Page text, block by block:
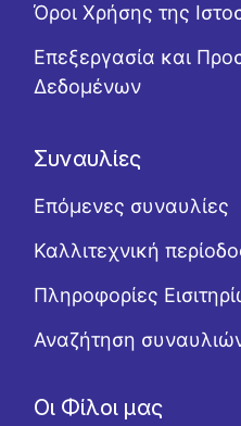
Όροι Χρήσης της
Επεξεργασία και
Δεδομένων
Συναυλίες
Επόμενες συναυλίες
Καλλιτεχνική
Πληροφορίες
Αναζήτηση
Οι Φίλοι μας